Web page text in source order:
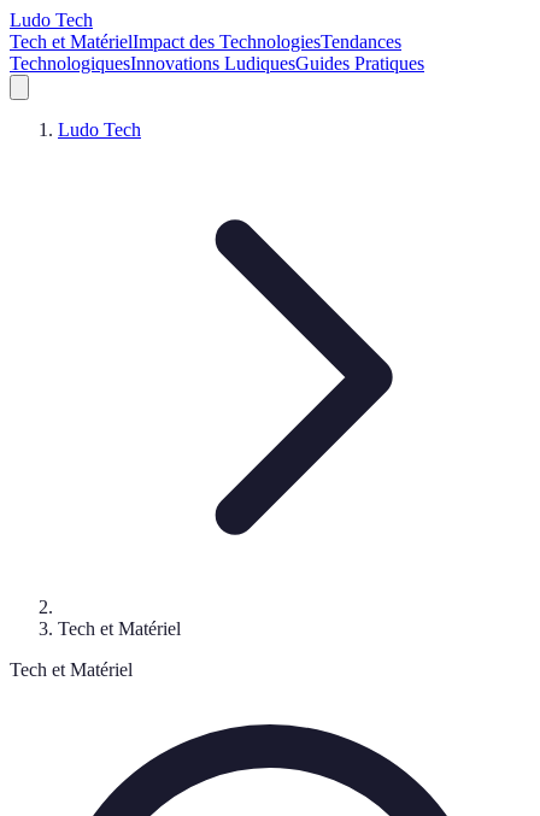
Ludo Tech
Tech et MatérielImpact des TechnologiesTendances
TechnologiquesInnovations LudiquesGuides Pratiques
Ludo Tech
Tech et Matériel
Tech et Matériel